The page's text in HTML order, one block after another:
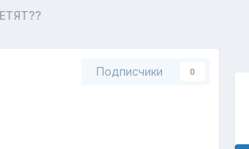
Подписчики 0